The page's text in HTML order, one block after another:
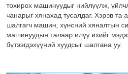
тохирох машинуудыг нийлүүлж,
чанарыг хянахад тусалдаг. Хэрэв та
шалгагч машин, хүнсний хяналтын
машинуудын талаар илүү ихийг
бүтээгдэхүүний хуудсыг шалгана уу.